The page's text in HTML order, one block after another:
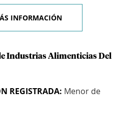
INFORMACIÓN
Industrias Alimenticias Del
REGISTRADA: Menor de